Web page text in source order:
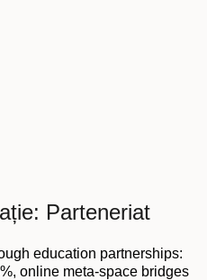
Parteneriat
education partnerships:
online meta-space bridges